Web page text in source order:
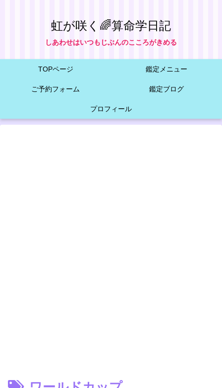
虹が咲く🌈算命学日記
しあわせはいつもじぶんのこころがきめる
TOPページ 鑑定メニュー
ご予約フォーム 鑑定ブログ
プロフィール